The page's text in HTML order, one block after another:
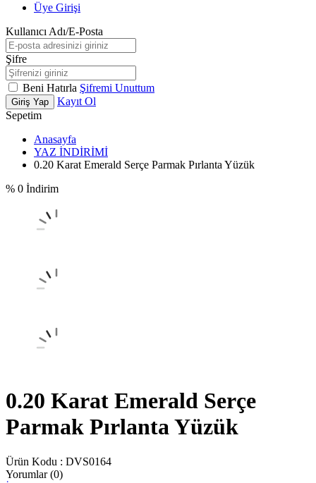
Üye Girişi
Kullanıcı Adı/E-Posta
Şifre
Beni Hatırla Şifremi Unuttum
Giriş Yap
Kayıt Ol
Sepetim
Anasayfa
YAZ İNDİRİMİ
0.20 Karat Emerald Serçe Parmak Pırlanta Yüzük
% 0 İndirim
0.20 Karat Emerald Serçe
Parmak Pırlanta Yüzük
Ürün Kodu : DVS0164
Yorumlar (0)